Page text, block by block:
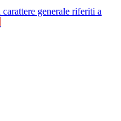
generale riferiti a